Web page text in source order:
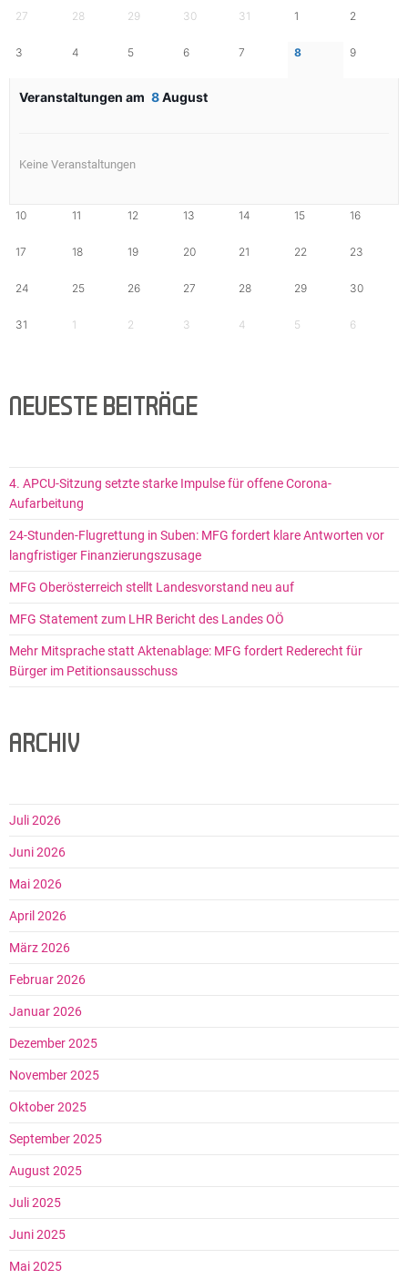
27 28 29 30 31 1 2
3 4 5 6 7 8 9
Veranstaltungen am 8August
Keine Veranstaltungen
10 11 12 13 14 15 16
17 18 19 20 21 22 23
24 25 26 27 28 29 30
31 1 2 3 4 5 6
NEUESTE BEITRÄGE
4. APCU-Sitzung setzte starke Impulse für offene Corona-
Aufarbeitung
24-Stunden-Flugrettung in Suben: MFG fordert klare Antworten vor
langfristiger Finanzierungszusage
MFG Oberösterreich stellt Landesvorstand neu auf
MFG Statement zum LHR Bericht des Landes OÖ
Mehr Mitsprache statt Aktenablage: MFG fordert Rederecht für
Bürger im Petitionsausschuss
ARCHIV
Juli 2026
Juni 2026
Mai 2026
April 2026
März 2026
Februar 2026
Januar 2026
Dezember 2025
November 2025
Oktober 2025
September 2025
August 2025
Juli 2025
Juni 2025
Mai 2025